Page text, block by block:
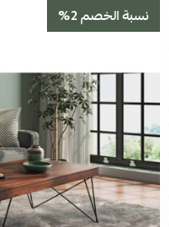
نسبة الخصم 2%